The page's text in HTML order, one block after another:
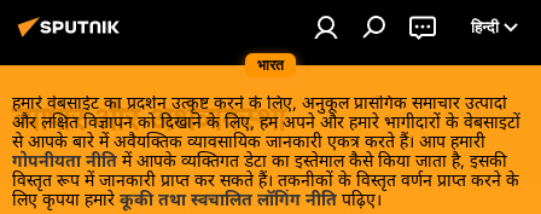
भारत
हिन्दी
हमारे वेबसाईट का प्रदर्शन उत्कृष्ट करने के लिए, अनुकूल प्रासंगिक समाचार उत्पादों
और लक्षित विज्ञापन को दिखाने के लिए, हम अपने और हमारे भागीदारों के वेबसाइटों
से आपके बारे में अवैयक्तिक व्यावसायिक जानकारी एकत्र करते हैं। आप हमारी
गोपनीयता नीति में आपके व्यक्तिगत डेटा का इस्तेमाल कैसे किया जाता है, इसकी
विस्तृत रूप में जानकारी प्राप्त कर सकते हैं। तकनीकों के विस्तृत वर्णन प्राप्त करने के
लिए कृपया हमारे कूकी तथा स्वचालित लॉगिंग नीति पढ़िए।
व्यापार और अर्थव्यवस्था